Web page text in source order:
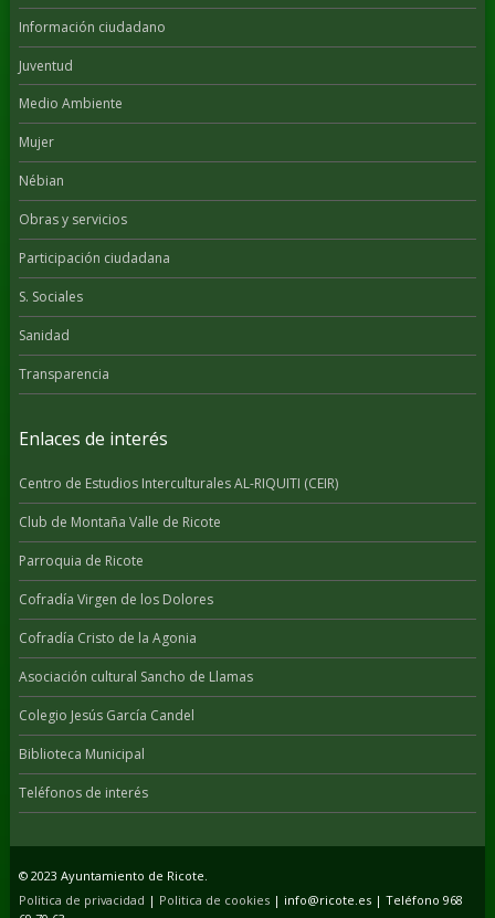
Información ciudadano
Juventud
Medio Ambiente
Mujer
Nébian
Obras y servicios
Participación ciudadana
S. Sociales
Sanidad
Transparencia
Enlaces de interés
Centro de Estudios Interculturales AL-RIQUITI (CEIR)
Club de Montaña Valle de Ricote
Parroquia de Ricote
Cofradía Virgen de los Dolores
Cofradía Cristo de la Agonia
Asociación cultural Sancho de Llamas
Colegio Jesús García Candel
Biblioteca Municipal
Teléfonos de interés
© 2023 Ayuntamiento de Ricote.
Politica de privacidad | Politica de cookies| info@ricote.es | Teléfono 968